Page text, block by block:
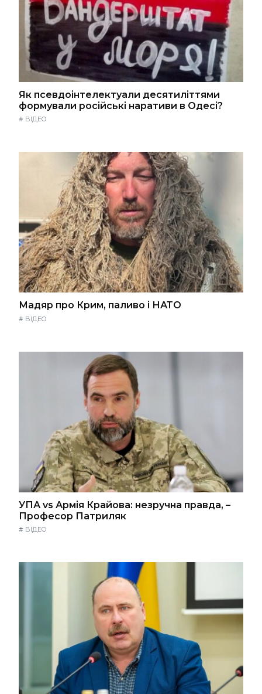
Як псевдоінтелектуали десятиліттями
формували російські наративи в Одесі?
# ВІДЕО
Мадяр про Крим, паливо і НАТО
# ВІДЕО
УПА vs Армія Крайова: незручна правда, –
Професор Патриляк
# ВІДЕО